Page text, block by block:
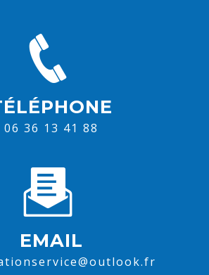
06 36 13 41 88
EMAIL